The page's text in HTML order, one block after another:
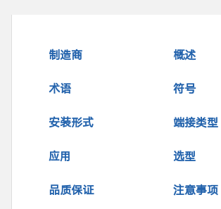
制造商 概述
术语 符号
安装形式 端接类型
应用 选型
品质保证 注意事项